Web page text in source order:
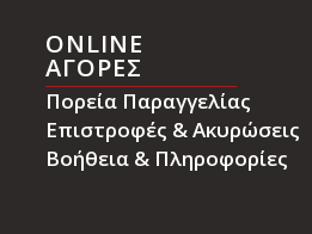
ONLINE
ΑΓΟΡΕΣ
Πορεία Παραγγελίας
Επιστροφές & Ακυρώσεις
Βοήθεια & Πληροφορίες